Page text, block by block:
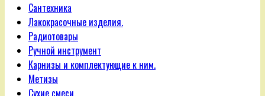
Сантехника
Лакокрасочные изделия.
Радиотовары
Ручной инструмент
Карнизы и комплектующие к ним.
Метизы
Сухие смеси.